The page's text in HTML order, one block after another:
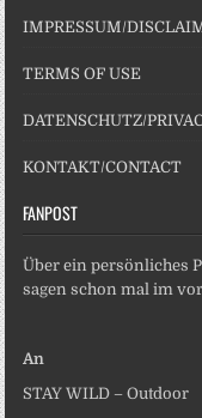
IMPRESSUM/
TERMS OF USE
DATENSCHUTZ/
KONTAKT/CONTACT
FANPOST
Über ein persönliches
sagen schon mal im
An
STAY WILD – Outdoor